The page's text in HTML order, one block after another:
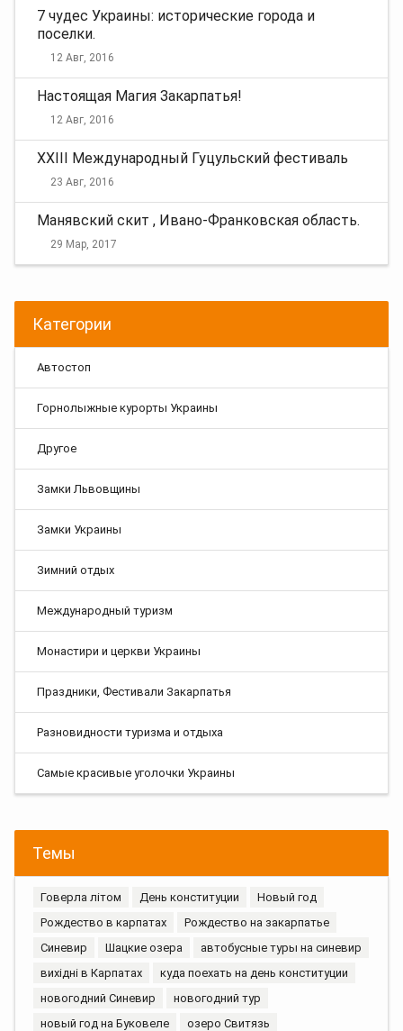
7 чудес Украины: исторические города и
поселки.
12 Авг, 2016
Настоящая Магия Закарпатья!
12 Авг, 2016
XXIII Международный Гуцульский фестиваль
23 Авг, 2016
Манявский скит , Ивано-Франковская область.
29 Мар, 2017
Категории
Автостоп
Горнолыжные курорты Украины
Другое
Замки Львовщины
Замки Украины
Зимний отдых
Международный туризм
Монастири и церкви Украины
Праздники, Фестивали Закарпатья
Разновидности туризма и отдыха
Самые красивые уголочки Украины
Темы
Говерла літом День конституции
Новый год
Рождество в карпатах
Рождество на закарпатье
Синевир
Шацкие озера
автобусные туры на синевир
вихідні в Карпатах
куда поехать на день конституции
новогодний Синевир
новогодний тур
новый год на Буковеле
озеро Свитязь